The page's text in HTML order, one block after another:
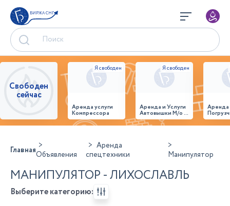
БИРЖА СНГ
Свободен
сейчас
Аренда услуги
Компрессора
Аренда и Услуги
Автовышки М/о г.
Домодедово
26,28,32 место
ГлавнаяОбъявления
Аренда
спецтехники
Манипулятор
МАНИПУЛЯТОР - ЛИХОСЛАВЛЬ
Выберите категорию: